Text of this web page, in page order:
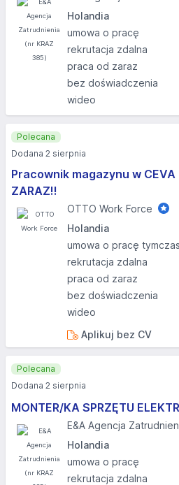
Holandia
umowa o pracę
rekrutacja zdalna
praca od zaraz
bez doświadczenia
wideo
Pracownik magazynu w
ZARAZ!!
OTTO Work Force
Holandia
umowa o pracę
rekrutacja zdalna
praca od zaraz
bez doświadczenia
wideo
Aplikuj bez CV
Polecana
Dodana 2 sierpnia
MONTER/KA SPRZĘTU
E&A Agencja
Holandia
umowa o pracę
rekrutacja zdalna
Polecana
Dodana 2 sierpnia